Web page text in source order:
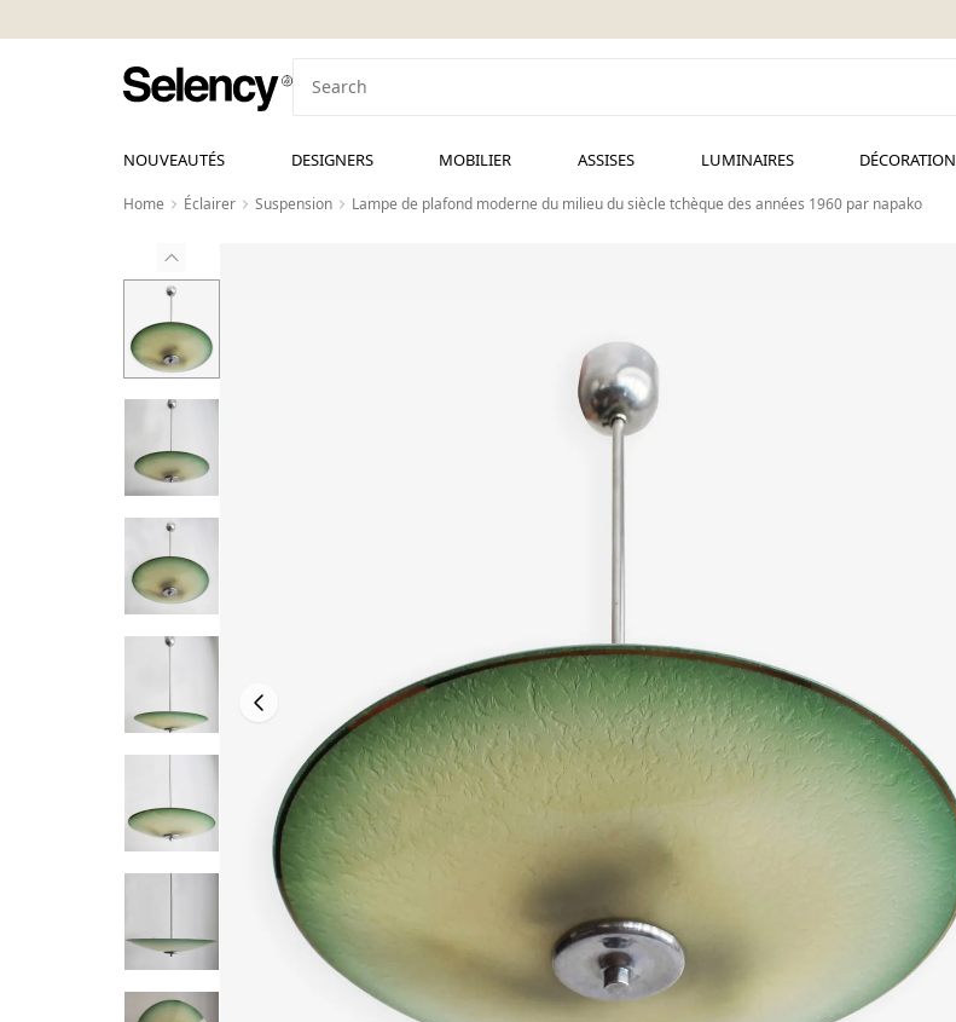
NOUVEAUTÉS DESIGNERS MOBILIER ASSISES LUMINAIRES DÉCORATION
Home Éclairer Suspension Lampe de plafond moderne du milieu du siècle tchèque des années 1960 par napako